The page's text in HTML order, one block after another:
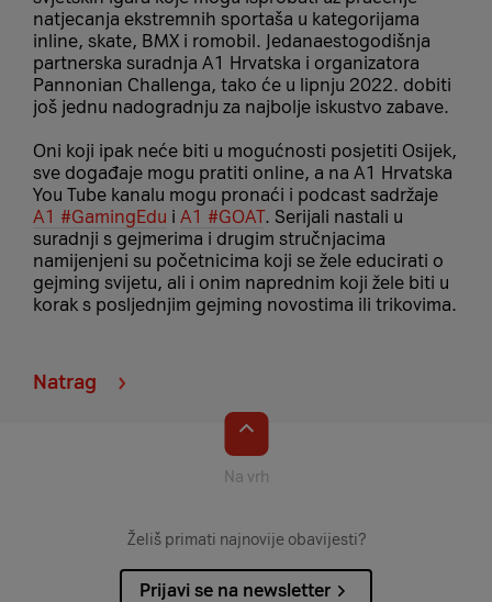
natjecanja ekstremnih sportaša u kategorijama
inline, skate, BMX i romobil. Jedanaestogodišnja
partnerska suradnja A1 Hrvatska i organizatora
Pannonian Challenga, tako će u lipnju 2022. dobiti
još jednu nadogradnju za najbolje iskustvo zabave.
Oni koji ipak neće biti u mogućnosti posjetiti Osijek,
sve događaje mogu pratiti online, a na A1 Hrvatska
You Tube kanalu mogu pronaći i podcast sadržaje
A1 #GamingEdu i A1 #GOAT. Serijali nastali u
suradnji s gejmerima i drugim stručnjacima
namijenjeni su početnicima koji se žele educirati o
gejming svijetu, ali i onim naprednim koji žele biti u
korak s posljednjim gejming novostima ili trikovima.
Natrag
Na vrh
Želiš primati najnovije obavijesti?
Prijavi se na newsletter